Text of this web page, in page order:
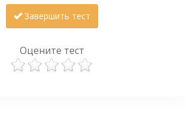
Завершить тест
Оцените тест